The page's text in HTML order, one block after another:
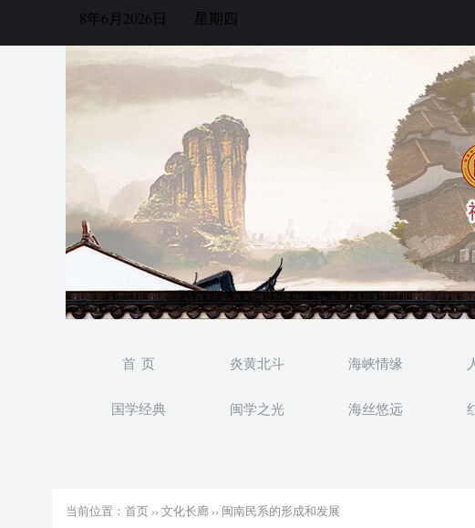
8年6月2026日 星期四
首 页 炎黄北斗 海峡情缘
国学经典 闽学之光 海丝悠远
当前位置： 首页 ›› 文化长廊 ›› 闽南民系的形成和发展